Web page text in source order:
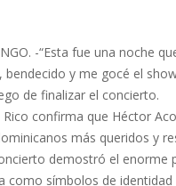
-“Esta fue una noche
y me gocé el
de finalizar el concierto.
confirma que Héctor
más queridos y
demostró el enorme
como símbolos de identidad